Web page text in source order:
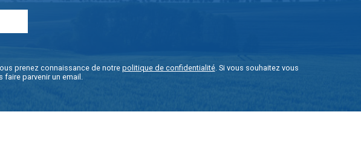
prenez connaissance de notre politique de confidentialité. Si vous souhaitez vous
faire parvenir un email.